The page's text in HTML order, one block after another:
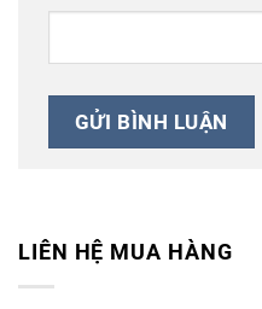
LIÊN HỆ MUA HÀNG